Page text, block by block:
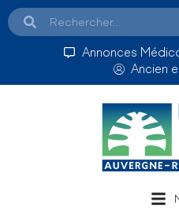
Annonces
Ancien